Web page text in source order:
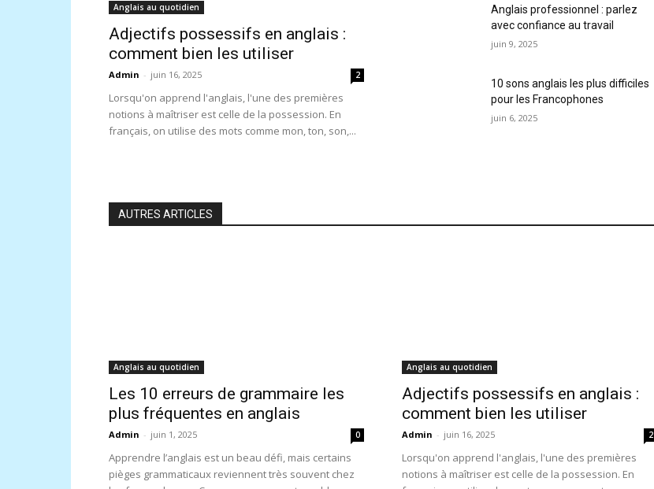
Anglais au quotidien
Adjectifs possessifs en anglais :
comment bien les utiliser
Admin - juin 16, 2025 2
Lorsqu'on apprend l'anglais, l'une des premières
notions à maîtriser est celle de la possession. En
français, on utilise des mots comme mon, ton, son,...
Anglais professionnel : parlez
avec confiance au travail
juin 9, 2025
10 sons anglais les plus difficiles
pour les Francophones
juin 6, 2025
AUTRES ARTICLES
Anglais au quotidien
Les 10 erreurs de grammaire les
plus fréquentes en anglais
Admin - juin 1, 2025 0
Apprendre l’anglais est un beau défi, mais certains
pièges grammaticaux reviennent très souvent chez
Anglais au quotidien
Adjectifs possessifs en anglais :
comment bien les utiliser
Admin - juin 16, 2025 2
Lorsqu'on apprend l'anglais, l'une des premières
notions à maîtriser est celle de la possession. En